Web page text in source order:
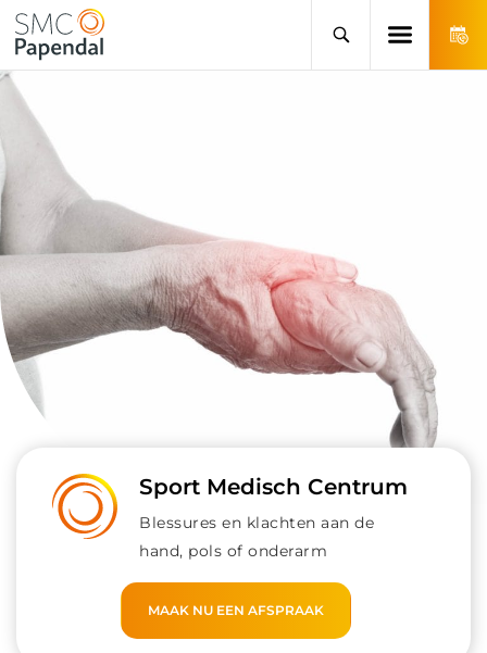
Sport Medisch Centrum
Blessures en klachten aan de
hand, pols of onderarm
MAAK NU EEN AFSPRAAK